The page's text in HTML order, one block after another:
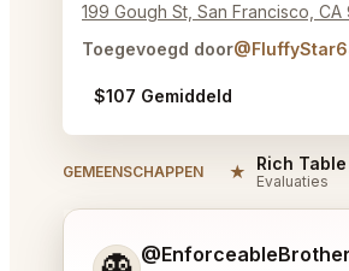
199 Gough St, San Francisco, CA
Toegevoegd door
$107 Gemiddeld
GEMEENSCHAPPEN ★ Evaluaties
Vertel me wat je wilt.